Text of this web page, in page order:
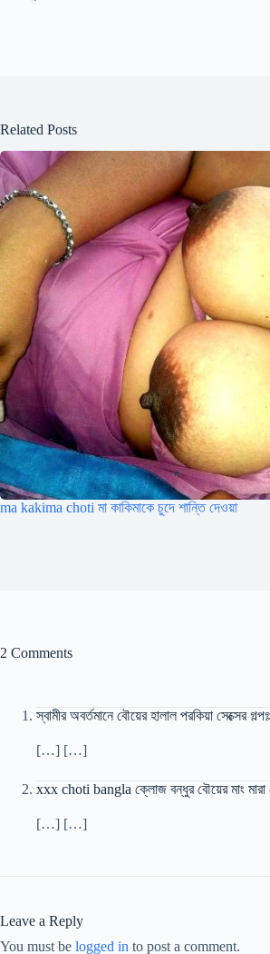
Related Posts
ma kakima choti মা কাকিমাকে চুদে শান্তি দেওয়া
2 Comments
স্বামীর অবর্তমানে বৌয়ের হালাল পরকিয়া
[…] […]
xxx choti bangla ক্লোজ বন্ধুর বৌয়ের মাং
[…] […]
Leave a Reply
You must be logged in to post a comment.